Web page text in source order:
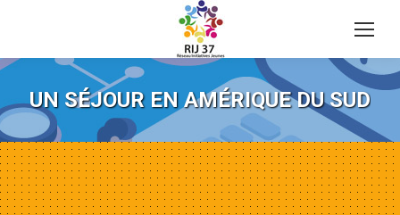
UN SÉJOUR EN AMÉRIQUE DU SUD